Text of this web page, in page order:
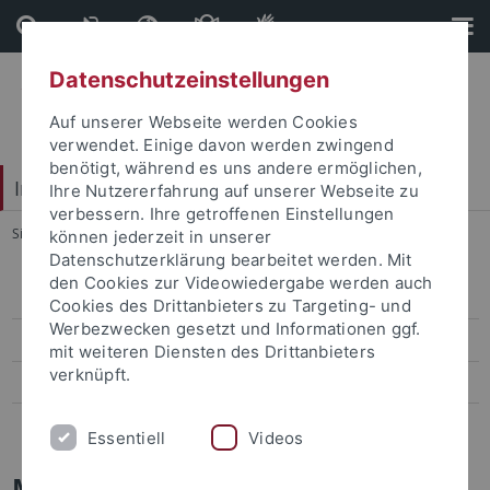
Direkt
zum
Inhalt
Direkt
zur
Fußleiste
Interdisciplinary Centre for Global South Studies
Sie sind hier: Startseite ... Mobility
Baden-Württemberg Scholarships
Erasmus+
ISAP (UFF- Brasil)
ISAP (UNAM - Mexico)
Datenschutzeinstellungen
Auf unserer Webseite werden Cookies
verwendet. Einige davon werden zwingend
benötigt, während es uns andere ermöglichen,
Ihre Nutzererfahrung auf unserer Webseite zu
verbessern. Ihre getroffenen Einstellungen
können jederzeit in unserer
Datenschutzerklärung bearbeitet werden. Mit
den Cookies zur Videowiedergabe werden auch
Cookies des Drittanbieters zu Targeting- und
Werbezwecken gesetzt und Informationen ggf.
mit weiteren Diensten des Drittanbieters
verknüpft.
Essentiell Videos